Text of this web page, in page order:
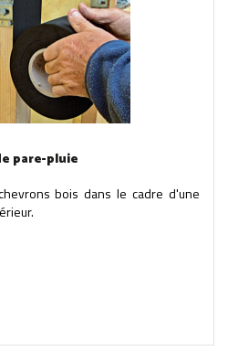
pare-pluie
bois dans le cadre d'une